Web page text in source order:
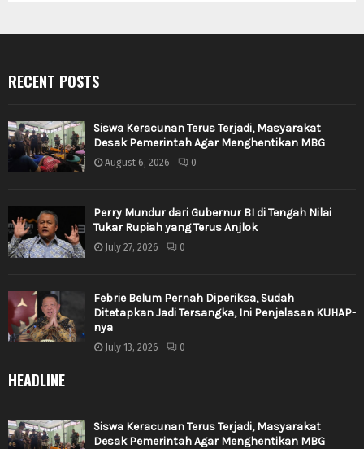
RECENT POSTS
Siswa Keracunan Terus Terjadi, Masyarakat
Desak Pemerintah Agar Menghentikan MBG
August 6, 2026 0
Perry Mundur dari Gubernur BI di Tengah Nilai
Tukar Rupiah yang Terus Anjlok
July 27, 2026 0
Febrie Belum Pernah Diperiksa, Sudah
Ditetapkan Jadi Tersangka, Ini Penjelasan KUHAP-
nya
July 13, 2026 0
HEADLINE
Siswa Keracunan Terus Terjadi, Masyarakat
Desak Pemerintah Agar Menghentikan MBG